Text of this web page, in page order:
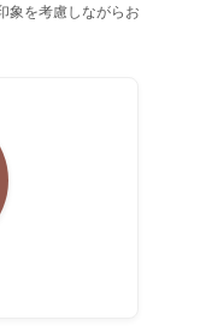
象を考慮しながらお